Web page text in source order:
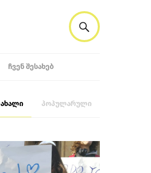
ᲩᲕᲔᲜ ᲨᲔᲡᲐᲮᲔᲑ
ახალი პოპულარული